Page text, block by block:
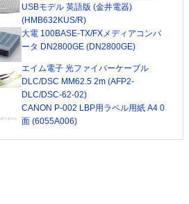
USBモデル 英語版 (金井電器)
(HMB632KUS/R)
大電 100BASE-TX/FXメディアコンバ
ータ DN2800GE (DN2800GE)
エイム電子 光ファイバーケーブル
DLC/DSC MM62.5 2m (AFP2-
DLC/DSC-62-02)
CANON P-002 LBP用ラベル用紙 A4 0
面 (6055A006)